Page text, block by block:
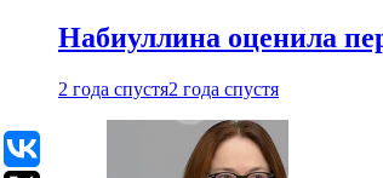
Набиуллина оценила
2 года спустя2 года спустя